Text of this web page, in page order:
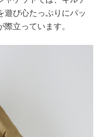
遊び心たっぷりにパッ
立っています。